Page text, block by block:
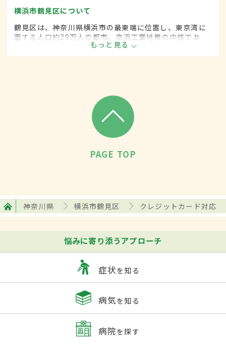
横浜市鶴見区について
鶴見区は、神奈川県横浜市の最東端に位置し、東京湾に
面する人口約29万人の都市。京浜工業地帯の中核であ
り、大小さまざまな規模の事業所が数多くある。首都高
速湾岸線には、鶴見つばさ橋と横浜ベイブリッジを有す
もっと見る
PAGE TOP
神奈川県 横浜市鶴見区 クレジットカード対応
悩みに寄り添うアプローチ
症状を知る
病気を知る
病院を探す